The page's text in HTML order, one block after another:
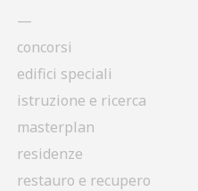
—
concorsi
edifici speciali
istruzione e ricerca
masterplan
residenze
restauro e recupero